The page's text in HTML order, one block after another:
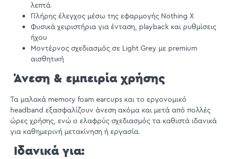
λεπτά
Πλήρης έλεγχος μέσω της εφαρμογής Nothing X
Φυσικά χειριστήρια για ένταση, playback και ρυθμίσεις
ήχου
Μοντέρνος σχεδιασμός σε Light Grey με premium
αισθητική
Άνεση & εμπειρία χρήσης
Τα μαλακά memory foam earcups και το εργονομικό
headband εξασφαλίζουν άνεση ακόμα και μετά από πολλές
ώρες χρήσης, ενώ ο ελαφρύς σχεδιασμός τα καθιστά ιδανικά
για καθημερινή μετακίνηση ή εργασία.
Ιδανικά για: